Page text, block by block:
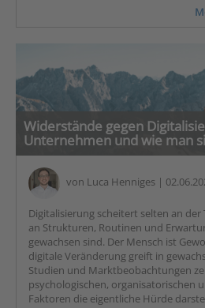
Widerstände gegen
Unternehmen und wie man
von Luca Henniges |
Digitalisierung scheitert selten an der
an Strukturen, Routinen und
gewachsen sind. Der Mensch ist
digitale Veränderung greift in
Studien und Marktbeobachtungen
psychologischen, organisatorischen
Faktoren die eigentliche Hürde